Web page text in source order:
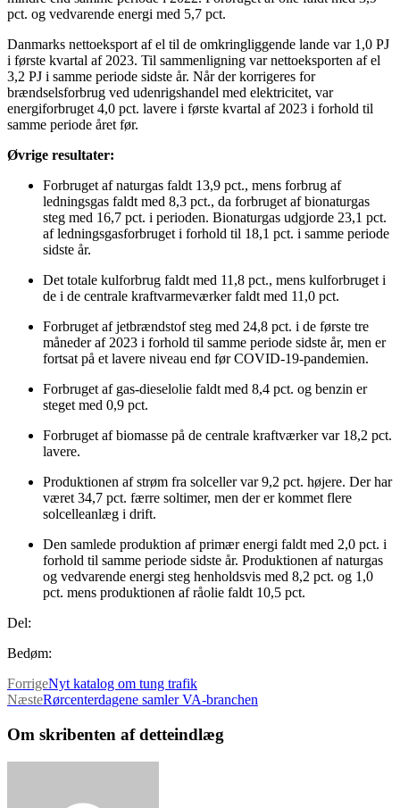
pct. og vedvarende energi med 5,7 pct.
Danmarks nettoeksport af el til de omkringliggende lande var 1,0 PJ
i første kvartal af 2023. Til sammenligning var nettoeksporten af el
3,2 PJ i samme periode sidste år. Når der korrigeres for
brændselsforbrug ved udenrigshandel med elektricitet, var
energiforbruget 4,0 pct. lavere i første kvartal af 2023 i forhold til
samme periode året før.
Øvrige resultater:
Forbruget af naturgas faldt 13,9 pct., mens forbrug af
ledningsgas faldt med 8,3 pct., da forbruget af bionaturgas
steg med 16,7 pct. i perioden. Bionaturgas udgjorde 23,1 pct.
af ledningsgasforbruget i forhold til 18,1 pct. i samme periode
sidste år.
Det totale kulforbrug faldt med 11,8 pct., mens kulforbruget i
de i de centrale kraftvarmeværker faldt med 11,0 pct.
Forbruget af jetbrændstof steg med 24,8 pct. i de første tre
måneder af 2023 i forhold til samme periode sidste år, men er
fortsat på et lavere niveau end før COVID-19-pandemien.
Forbruget af gas-dieselolie faldt med 8,4 pct. og benzin er
steget med 0,9 pct.
Forbruget af biomasse på de centrale kraftværker var 18,2 pct.
lavere.
Produktionen af strøm fra solceller var 9,2 pct. højere. Der har
været 34,7 pct. færre soltimer, men der er kommet flere
solcelleanlæg i drift.
Den samlede produktion af primær energi faldt med 2,0 pct. i
forhold til samme periode sidste år. Produktionen af naturgas
og vedvarende energi steg henholdsvis med 8,2 pct. og 1,0
pct. mens produktionen af råolie faldt 10,5 pct.
Del:
Bedøm:
ForrigeNyt katalog om tung trafik
NæsteRørcenterdagene samler VA-branchen
Om skribenten af detteindlæg